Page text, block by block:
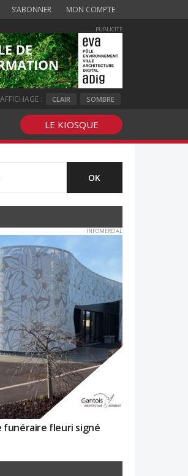
S’ABONNER MON COMPTE
PUBLICITE
: CLAIR SOMBRE
LE KIOSQUE
INFOMERCIAL
funéraire fleuri signé